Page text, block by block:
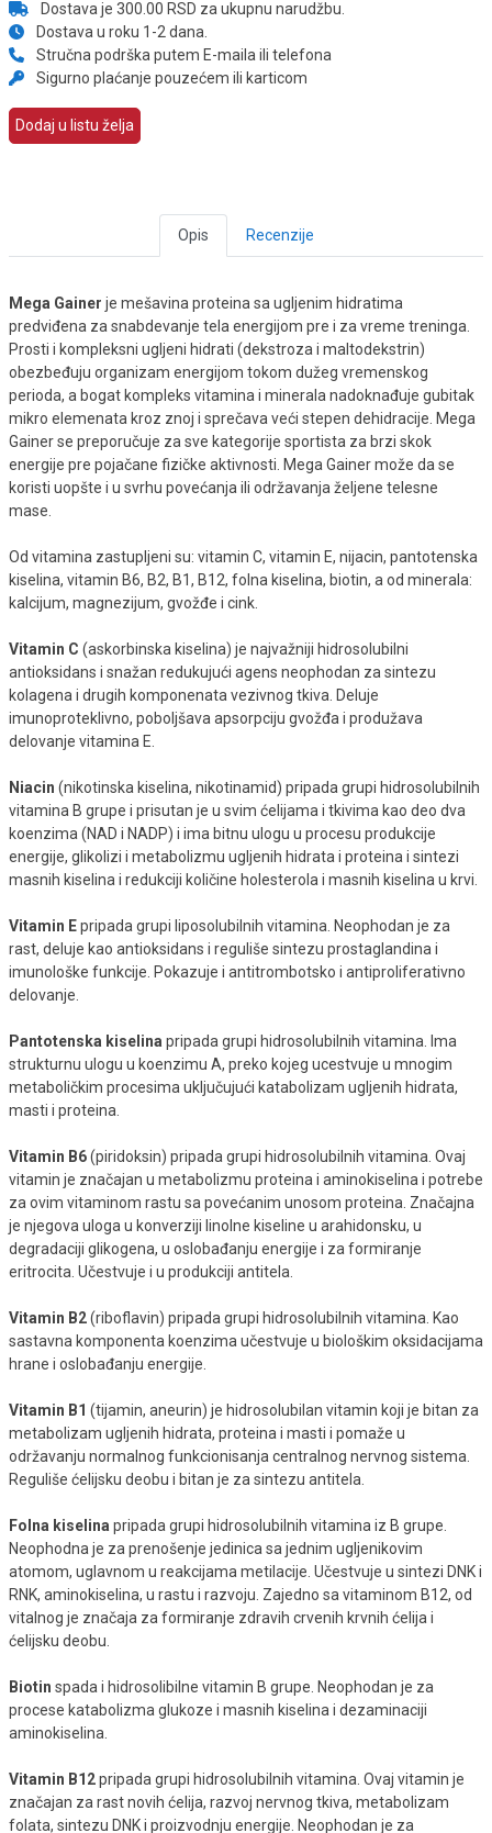
Dostava je 300.00 RSD za ukupnu narudžbu.
Dostava u roku 1-2 dana.
Stručna podrška putem E-maila ili telefona
Sigurno plaćanje pouzećem ili karticom
Dodaj u listu želja
Opis Recenzije
Mega Gainer je mešavina proteina sa ugljenim hidratima
predviđena za snabdevanje tela energijom pre i za vreme treninga.
Prosti i kompleksni ugljeni hidrati (dekstroza i maltodekstrin)
obezbeđuju organizam energijom tokom dužeg vremenskog
perioda, a bogat kompleks vitamina i minerala nadoknađuje gubitak
mikro elemenata kroz znoj i sprečava veći stepen dehidracije. Mega
Gainer se preporučuje za sve kategorije sportista za brzi skok
energije pre pojačane fizičke aktivnosti. Mega Gainer može da se
koristi uopšte i u svrhu povećanja ili održavanja željene telesne
mase.
Od vitamina zastupljeni su: vitamin C, vitamin E, nijacin, pantotenska
kiselina, vitamin B6, B2, B1, B12, folna kiselina, biotin, a od minerala:
kalcijum, magnezijum, gvožđe i cink.
Vitamin C (askorbinska kiselina) je najvažniji hidrosolubilni
antioksidans i snažan redukujući agens neophodan za sintezu
kolagena i drugih komponenata vezivnog tkiva. Deluje
imunoproteklivno, poboljšava apsorpciju gvožđa i produžava
delovanje vitamina E.
Niacin (nikotinska kiselina, nikotinamid) pripada grupi hidrosolubilnih
vitamina B grupe i prisutan je u svim ćelijama i tkivima kao deo dva
koenzima (NAD i NADP) i ima bitnu ulogu u procesu produkcije
energije, glikolizi i metabolizmu ugljenih hidrata i proteina i sintezi
masnih kiselina i redukciji količine holesterola i masnih kiselina u krvi.
Vitamin Epripada grupi liposolubilnih vitamina. Neophodan je za
rast, deluje kao antioksidans i reguliše sintezu prostaglandina i
imunološke funkcije. Pokazuje i antitrombotsko i antiproliferativno
delovanje.
Pantotenska kiselina pripada grupi hidrosolubilnih vitamina. Ima
strukturnu ulogu u koenzimu A, preko kojeg ucestvuje u mnogim
metaboličkim procesima uključujući katabolizam ugljenih hidrata,
masti i proteina.
Vitamin B6(piridoksin) pripada grupi hidrosolubilnih vitamina. Ovaj
vitamin je značajan u metabolizmu proteina i aminokiselina i potrebe
za ovim vitaminom rastu sa povećanim unosom proteina. Značajna
je njegova uloga u konverziji linolne kiseline u arahidonsku, u
degradaciji glikogena, u oslobađanju energije i za formiranje
eritrocita. Učestvuje i u produkciji antitela.
Vitamin B2(riboflavin) pripada grupi hidrosolubilnih vitamina. Kao
sastavna komponenta koenzima učestvuje u biološkim oksidacijama
hrane i oslobađanju energije.
Vitamin B1 (tijamin, aneurin) je hidrosolubilan vitamin koji je bitan za
metabolizam ugljenih hidrata, proteina i masti i pomaže u
održavanju normalnog funkcionisanja centralnog nervnog sistema.
Reguliše ćelijsku deobu i bitan je za sintezu antitela.
Folna kiselina pripada grupi hidrosolubilnih vitamina iz B grupe.
Neophodna je za prenošenje jedinica sa jednim ugljenikovim
atomom, uglavnom u reakcijama metilacije. Učestvuje u sintezi DNK i
RNK, aminokiselina, u rastu i razvoju. Zajedno sa vitaminom B12, od
vitalnog je značaja za formiranje zdravih crvenih krvnih ćelija i
ćelijsku deobu.
Biotin spada i hidrosolibilne vitamin B grupe. Neophodan je za
procese katabolizma glukoze i masnih kiselina i dezaminaciji
aminokiselina.
Vitamin B12pripada grupi hidrosolubilnih vitamina. Ovaj vitamin je
značajan za rast novih ćelija, razvoj nervnog tkiva, metabolizam
folata, sintezu DNK i proizvodnju energije. Neophodan je za